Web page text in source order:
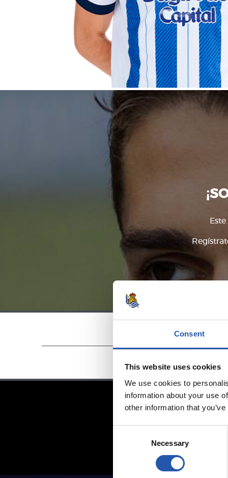
Consent
This website uses cookies
We use cookies to
information about your use
other information that
Necessary